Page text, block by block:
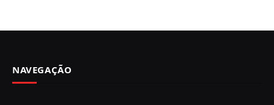
NAVEGAÇÃO